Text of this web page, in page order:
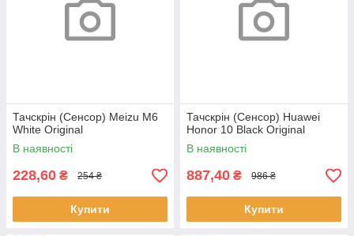
Тачскрін (Сенсор) Meizu M6
White Original
В наявності
228,60 ₴ 254 ₴
Купити
Тачскрін (Сенсор) Huawei
Honor 10 Black Original
В наявності
887,40 ₴ 986 ₴
Купити